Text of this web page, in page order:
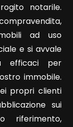
notarile.
ad uso
e si avvale
efficaci per
immobile.
propri clienti
sui
riferimento,